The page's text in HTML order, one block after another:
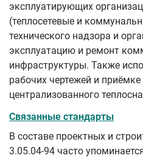
эксплуатирующих
(теплосетевые и
технического надзора и
эксплуатацию и ремонт
инфраструктуры. Также
рабочих чертежей и
централизованного
Связанные стандарты
В составе проектных и
3.05.04-94 часто